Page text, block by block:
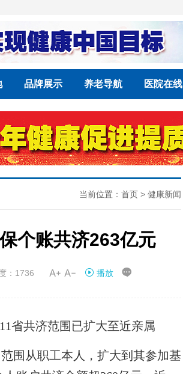
品牌展示 养老导航 医院在线
当前位置： 首页 > 健康新闻
个账共济263亿元
：1736  播放 
省共济范围已扩大至近亲属
围从职工本人，扩大到其参加基